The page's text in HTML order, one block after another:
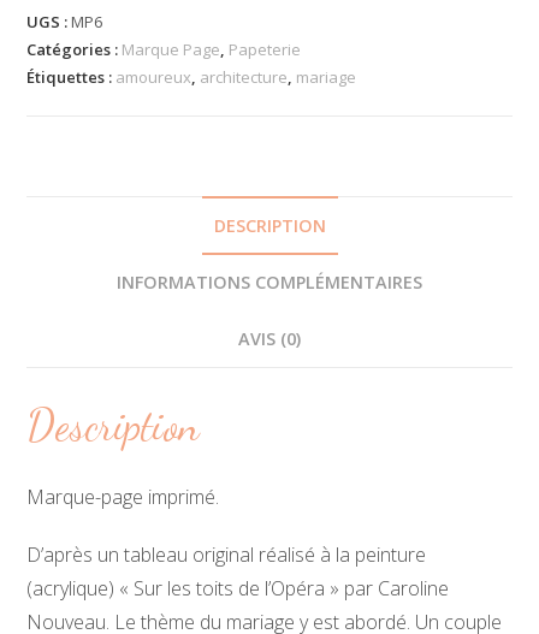
"Sur
les
UGS :MP6
Catégories : Marque Page Papeterie
Étiquettes : amoureux architecture mariage
DESCRIPTION
INFORMATIONS COMPLÉMENTAIRES
AVIS (0)
Description
Marque-page imprimé.
D’après un tableau original réalisé à la peinture
(acrylique) « Sur les toits de l’Opéra » par Caroline
Nouveau. Le thème du mariage y est abordé. Un couple